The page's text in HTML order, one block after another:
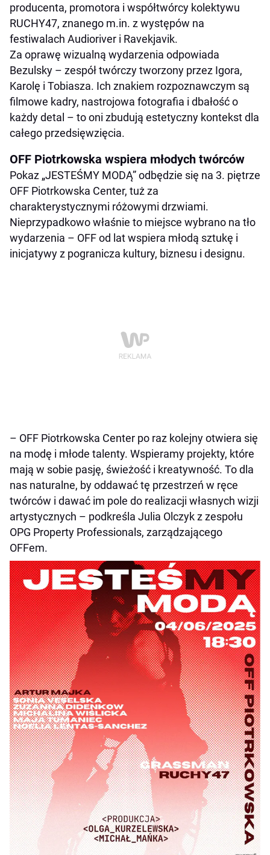
producenta, promotora i współtwórcy kolektywu
RUCHY47, znanego m.in. z występów na
festiwalach Audioriver i Ravekjavik.
Za oprawę wizualną wydarzenia odpowiada
Bezulsky – zespół twórczy tworzony przez Igora,
Karolę i Tobiasza. Ich znakiem rozpoznawczym są
filmowe kadry, nastrojowa fotografia i dbałość o
każdy detal – to oni zbudują estetyczny kontekst dla
całego przedsięwzięcia.
OFF Piotrkowska wspiera młodych twórców
Pokaz „JESTEŚMY MODĄ” odbędzie się na 3. piętrze
OFF Piotrkowska Center, tuż za
charakterystycznymi różowymi drzwiami.
Nieprzypadkowo właśnie to miejsce wybrano na tło
wydarzenia – OFF od lat wspiera młodą sztukę i
inicjatywy z pogranicza kultury, biznesu i designu.
– OFF Piotrkowska Center po raz kolejny otwiera się
na modę i młode talenty. Wspieramy projekty, które
mają w sobie pasję, świeżość i kreatywność. To dla
nas naturalne, by oddawać tę przestrzeń w ręce
twórców i dawać im pole do realizacji własnych wizji
artystycznych – podkreśla Julia Olczyk z zespołu
OPG Property Professionals, zarządzającego
OFFem.